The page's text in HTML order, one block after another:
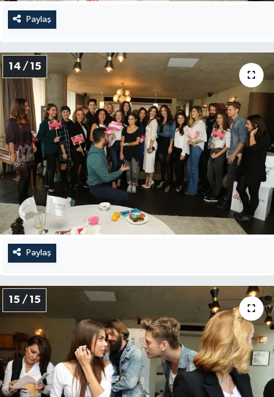
Paylaş
14 / 15
Paylaş
15 / 15